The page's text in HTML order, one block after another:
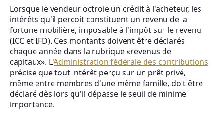
Lorsque le vendeur octroie un crédit à l'acheteur, les
intérêts qu'il perçoit constituent un revenu de la
fortune mobilière, imposable à l'impôt sur le revenu
(ICC et IFD). Ces montants doivent être déclarés
chaque année dans la rubrique «revenus de
capitaux». L'Administration fédérale des contributions
précise que tout intérêt perçu sur un prêt privé,
même entre membres d'une même famille, doit être
déclaré dès lors qu'il dépasse le seuil de minime
importance.